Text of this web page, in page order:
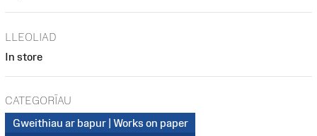
LLEOLIAD
In store
CATEGORÏAU
Gweithiau ar bapur | Works on paper